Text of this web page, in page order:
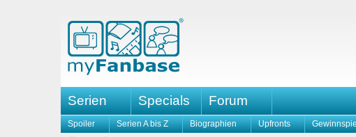
Serien Specials Forum
Spoiler Serien A bis Z Biographien Upfronts